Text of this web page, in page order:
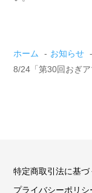
ホーム
お知らせ
8/24「第30回おぎア
特定商取引法に基づ
プライバシーポリシ